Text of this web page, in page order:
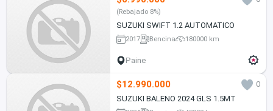
(Rebajado 8%)
SUZUKI SWIFT 1.2 AUTOMATICO
2017 Bencina 180000 km
Paine
$12.990.000
0
SUZUKI BALENO 2024 GLS 1.5MT